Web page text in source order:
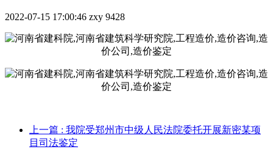
2022-07-15 17:00:46 zxy 9428
上一篇 : 我院受郑州市中级人民法院委托开展新密某项
目司法鉴定